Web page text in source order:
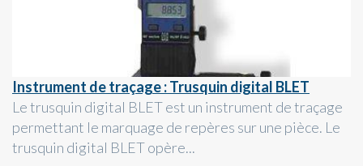
Instrument de traçage : Trusquin digital BLET
Le trusquin digital BLET est un instrument de traçage
permettant le marquage de repères sur une pièce. Le
trusquin digital BLET opère...